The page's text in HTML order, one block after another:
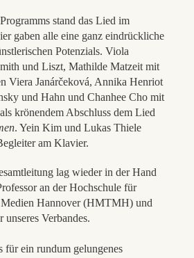
stand das Lied im
gaben alle eine ganz eindrückliche
Potenzials. Viola
und Liszt, Mathilde Matzeit mit
Viera Janárčeková, Annika Henriot
und Hahn und Chanhee Cho mit
krönendem Abschluss dem Lied
. Yein Kim und Lukas Thiele
am Klavier.
lag wieder in der Hand
an der Hochschule für
Hannover (HMTMH) und
Verbandes.
für ein rundum gelungenes